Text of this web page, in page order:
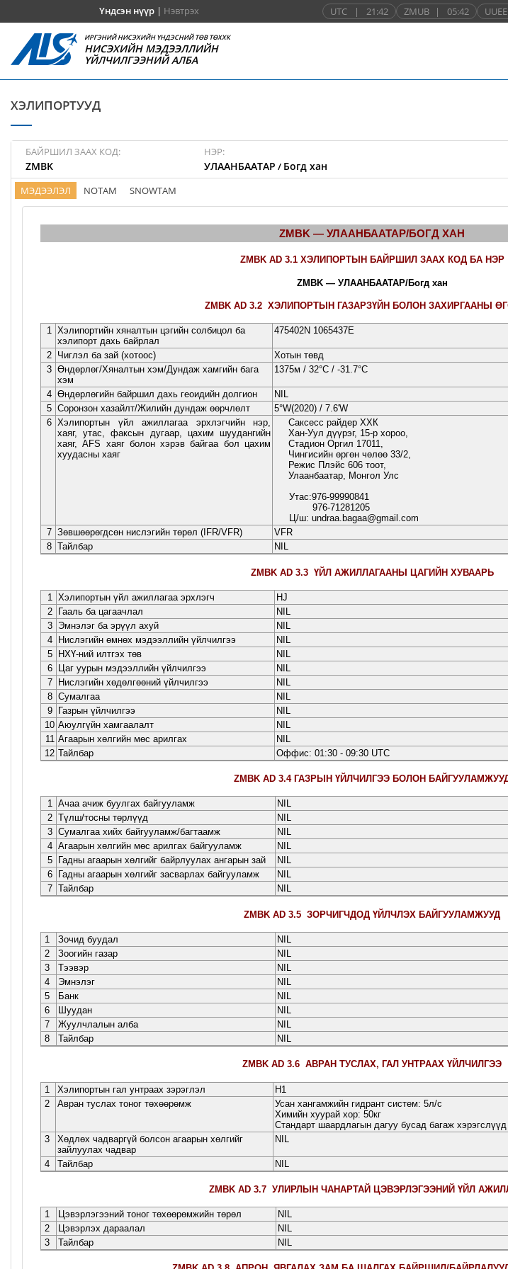
Үндсэн нүүр| Нэвтрэх UTC | 21:42 ZMUB | 05:42 UUEE
ИРГЭНИЙ НИСЭХИЙН ҮНДЭСНИЙ ТӨВ ТӨХХК
НИСЭХИЙН МЭДЭЭЛЛИЙН
ҮЙЛЧИЛГЭЭНИЙ АЛБА
ХЭЛИПОРТУУД
БАЙРШИЛ ЗААХ КОД:
ZMBK
НЭР:
УЛААНБААТАР / Богд хан
МЭДЭЭЛЭЛ NOTAM SNOWTAM